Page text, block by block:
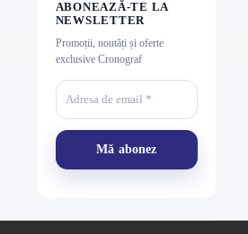
ABONEAZĂ-TE LA
NEWSLETTER
Promoții, noutăți și oferte
exclusive Cronograf